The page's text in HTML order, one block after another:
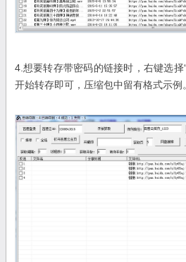
4.想要转存带密码的链接时，右键选择
开始转存即可，压缩包中留有格式示例。